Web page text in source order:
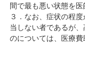
間で最も悪い状態を医
３．なお、症状の程
当しない者であるが
のについては、医療費